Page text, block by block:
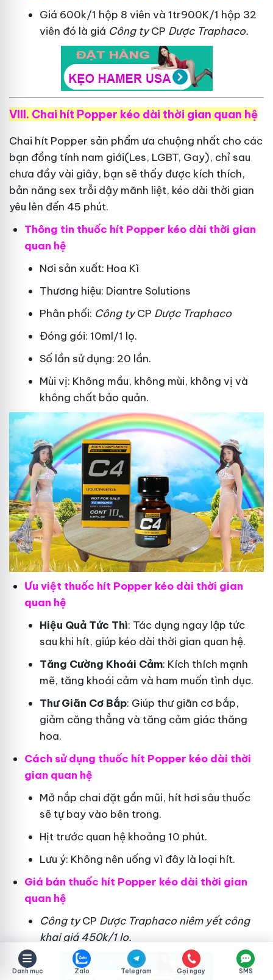
Giá 600k/1 hộp 8 viên và 1tr900K/1 hộp 32
viên đó là giá Công tyCP Dược Traphaco.
VIII. Chai hít Popper kéo dài thời gian quan hệ
Chai hít Popper sản phẩm ưa chuộng nhất cho các
bạn đồng tính nam giới(Les, LGBT, Gay), chỉ sau
chưa đầy vài giây, bạn sẽ thấy được kích thích,
bản năng sex trỗi dậy mãnh liệt, kéo dài thời gian
yêu lên đến 45 phút.
Thông tin thuốc hít Popper kéo dài thời gian
quan hệ
Nơi sản xuất: Hoa Kì
Thương hiệu: Diantre Solutions
Phân phối: Công tyCP Dược Traphaco
Đóng gói: 10ml/1 lọ.
Số lần sử dụng: 20 lần.
Mùi vị: Không mầu, không mùi, không vị và
không chất bảo quản.
Ưu việt thuốc hít Popper kéo dài thời gian
quan hệ
Hiệu Quả Tức Thì: Tác dụng ngay lập tức
sau khi hít, giúp kéo dài thời gian quan hệ.
Tăng Cường Khoái Cảm: Kích thích mạnh
mẽ, tăng khoái cảm và ham muốn tình dục.
Thư Giãn Cơ Bắp: Giúp thư giãn cơ bắp,
giảm căng thẳng và tăng cảm giác thăng
hoa.
Cách sử dụng thuốc hít Popper kéo dài thời
gian quan hệ
Mở nắp chai đặt gần mũi, hít hơi sâu thuốc
sẽ tự bay vào bên trong.
Hịt trước quan hệ khoảng 10 phút.
Lưu ý: Không nên uống vì đây là loại hít.
Giá bán thuốc hít Popper kéo dài thời gian
quan hệ
Công tyCP Dược Traphaconiêm yết công
khai giá 450k/1 lọ.
Danh mục Zalo Telegram Gọi ngay SMS